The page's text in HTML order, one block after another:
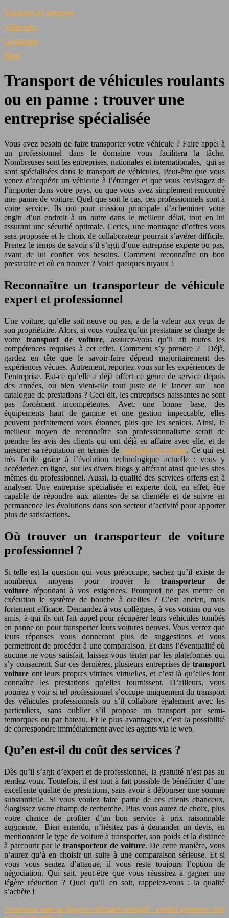
Solutions de transport
Véhicules
Logistique
Blog
Transport de véhicules roulants
ou en panne : trouver une
entreprise spécialisée
Vous avez besoin de faire transporter votre véhicule ? Faire appel à
un professionnel dans le domaine vous facilitera la tâche.
Nombreuses sont les entreprises, nationales et internationales, qui se
sont spécialisées dans le transport de véhicules. Peut-être que vous
venez d’acquérir un véhicule à l’étranger et que vous envisagez de
l’importer dans votre pays, ou que vous avez simplement rencontré
une panne de voiture. Quel que soit le cas, ces professionnels sont à
votre service. Ils ont pour mission principale d’acheminer votre
engin d’un endroit à un autre dans le meilleur délai, tout en lui
assurant une sécurité optimale. Certes, une montagne d’offres vous
sera proposée et le choix de collaborateur pourrait s’avérer difficile.
Prenez le temps de savoir s’il s’agit d’une entreprise experte ou pas,
avant de lui confier vos besoins. Comment reconnaître un bon
prestataire et où en trouver ? Voici quelques tuyaux !
Reconnaître un transporteur de véhicule
expert et professionnel
Une voiture, qu’elle soit neuve ou pas, a de la valeur aux yeux de
son propriétaire. Alors, si vous voulez qu’un prestataire se charge de
votretransport de voiture, assurez-vous qu’il ait toutes les
compétences requises à cet effet. Comment s’y prendre ? Déjà,
gardez en tête que le savoir-faire dépend majoritairement des
expériences vécues. Autrement, reportez-vous sur les expériences de
l’entreprise. Est-ce qu’elle a déjà offert ce genre de service depuis
des années, ou bien vient-elle tout juste de le lancer sur son
catalogue de prestations ? Ceci dit, les entreprises naissantes ne sont
pas forcément incompétentes. Avec une bonne base, des
équipements haut de gamme et une gestion impeccable, elles
peuvent parfaitement vous étonner, plus que les seniors. Ainsi, le
meilleur moyen de reconnaître son professionnalisme serait de
prendre les avis des clients qui ont déjà eu affaire avec elle, et de
mesurer sa réputation en termes de transport de voiture. Ce qui est
très facile grâce à l’évolution technologique actuelle : vous y
accéderiez en ligne, sur les divers blogs y afférant ainsi que les sites
mêmes du professionnel. Aussi, la qualité des services offerts est à
analyser. Une entreprise spécialisée et experte doit, en effet, être
capable de répondre aux attentes de sa clientèle et de suivre en
permanence les évolutions dans son secteur d’activité pour apporter
plus de satisfactions.
Où trouver un transporteur de voiture
professionnel ?
Si telle est la question qui vous préoccupe, sachez qu’il existe de
nombreux moyens pour trouver letransporteur de
voiture répondant à vos exigences. Pourquoi ne pas mettre en
exécution le système de bouche à oreilles ? C’est ancien, mais
fortement efficace. Demandez à vos collègues, à vos voisins ou vos
amis, à qui ils ont fait appel pour récupérer leurs véhicules tombés
en panne ou pour transporter leurs voitures neuves. Vous verrez que
leurs réponses vous donneront plus de suggestions et vous
permettront de procéder à une comparaison. Et dans l’éventualité où
aucune ne vous satisfait, laissez-vous tenter par les plateformes qui
s’y consacrent. Sur ces dernières, plusieurs entreprises de transport
voiture ont leurs propres vitrines virtuelles, et c’est là qu’elles font
connaître les prestations qu’elles fournissent. D’ailleurs, vous
pourrez y voir si tel professionnel s’occupe uniquement du transport
des véhicules professionnels ou s’il collabore également avec les
particuliers, sans oublier s’il propose un transport par semi-
remorques ou par bateau. Et le plus avantageux, c’est la possibilité
de correspondre immédiatement avec les agents via le web.
Qu’en est-il du coût des services ?
Dès qu’il s’agit d’expert et de professionnel, la gratuité n’est pas au
rendez-vous. Toutefois, il est tout à fait possible de bénéficier d’une
excellente qualité de prestations, sans avoir à débourser une somme
substantielle. Si vous voulez faire partie de ces clients chanceux,
élargissez votre champ de recherche. Plus vous aurez de choix, plus
votre chance de profiter d’un bon service à prix raisonnable
augmente. Bien entendu, n’hésitez pas à demander un devis, en
mentionnant le type de voiture à transporter, son poids et la distance
à parcourir par le transporteur de voiture. De cette manière, vous
n’aurez qu’à en choisir un suite à une comparaison sérieuse. Et si
vous vous sentez d’attaque, il vous reste toujours l’option de
négociation. Qui sait, peut-être que vous réussirez à gagner une
légère réduction ? Quoi qu’il en soit, rappelez-vous : la qualité
s’achète !
Assurance auto en ligne et véhicules partagés : quelles garanties sont